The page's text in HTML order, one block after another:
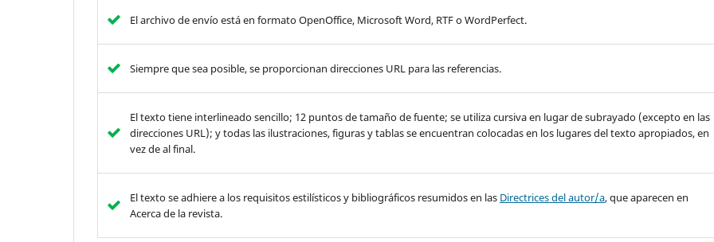
El archivo de envío está en formato OpenOffice, Microsoft Word, RTF o WordPerfect.
Siempre que sea posible, se proporcionan direcciones URL para las referencias.
El texto tiene interlineado sencillo; 12 puntos de tamaño de fuente; se utiliza cursiva en lugar de subrayado (excepto en las
direcciones URL); y todas las ilustraciones, figuras y tablas se encuentran colocadas en los lugares del texto apropiados, en
vez de al final.
El texto se adhiere a los requisitos estilísticos y bibliográficos resumidos en las Directrices del autor/a, que aparecen en
Acerca de la revista.